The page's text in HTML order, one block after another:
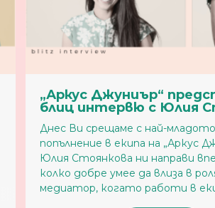
представя:
с Юлия Стоянкова
най-младото и свежо
на „Аркус Джуниър”.
направи впечатление
да влиза в ролята на
работи в еки ...
е